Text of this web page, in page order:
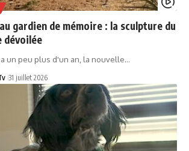
gardien de mémoire : la sculpture du
dévoilée
a un peu plus d'un an, la nouvelle…
31 juillet 2026